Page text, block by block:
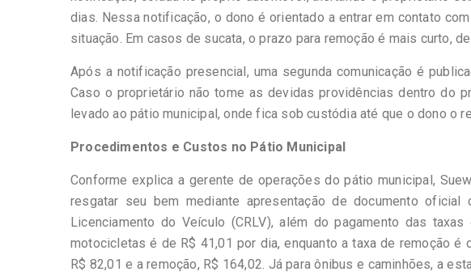
dias. Nessa notificação, o dono é orientado a entrar em contato
situação. Em casos de sucata, o prazo para remoção é mais curto,
Após a notificação presencial, uma segunda comunicação é
Caso o proprietário não tome as devidas providências dentro do
levado ao pátio municipal, onde fica sob custódia até que o dono o
Procedimentos e Custos no Pátio Municipal
Conforme explica a gerente de operações do pátio municipal,
resgatar seu bem mediante apresentação de documento
Licenciamento do Veículo (CRLV), além do pagamento das
motocicletas é de R$ 41,01 por dia, enquanto a taxa de remoção
R$ 82,01 e a remoção, R$ 164,02. Já para ônibus e caminhões, a